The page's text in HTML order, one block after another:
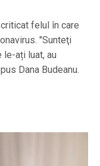
felul în care
"Sunteţi
le-ați luat, au
Dana Budeanu.